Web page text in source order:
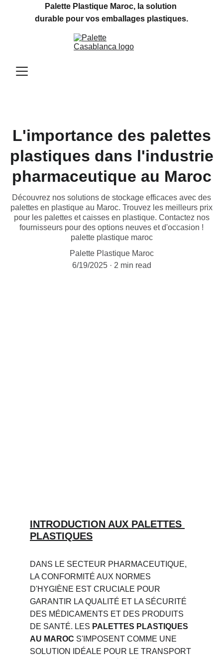
Palette Plastique Maroc, la solution
durable pour vos emballages plastiques.
L'importance des palettes
plastiques dans l'industrie
pharmaceutique au Maroc
Découvrez nos solutions de stockage efficaces avec des
palettes en plastique au Maroc. Trouvez les meilleurs prix
pour les palettes et caisses en plastique. Contactez nos
fournisseurs pour des options neuves et d'occasion !
palette plastique maroc
Palette Plastique Maroc
6/19/2025
2 min read
INTRODUCTION AUX PALETTES
PLASTIQUES
DANS LE SECTEUR PHARMACEUTIQUE,
LA CONFORMITÉ AUX NORMES
D'HYGIÈNE EST CRUCIALE POUR
GARANTIR LA QUALITÉ ET LA SÉCURITÉ
DES MÉDICAMENTS ET DES PRODUITS
DE SANTÉ. LES PALETTES PLASTIQUES
AU MAROC S'IMPOSENT COMME UNE
SOLUTION IDÉALE POUR LE TRANSPORT